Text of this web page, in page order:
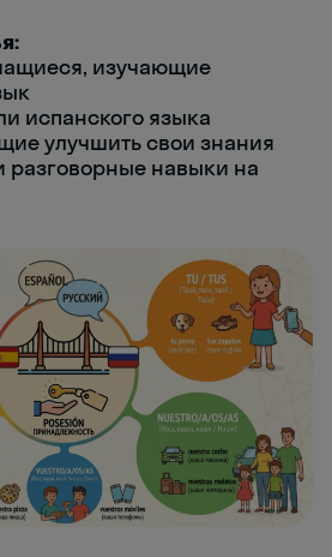
изучающие
испанского языка
улучшить свои знания
разговорные навыки на